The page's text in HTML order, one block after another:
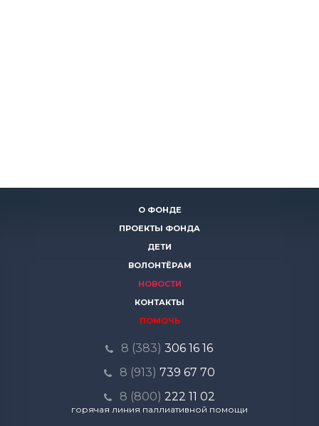
О ФОНДЕ
ПРОЕКТЫ ФОНДА
ДЕТИ
ВОЛОНТЁРАМ
НОВОСТИ
КОНТАКТЫ
ПОМОЧЬ
8 (383) 306 16 16
8 (913) 739 67 70
8 (800) 222 11 02
горячая линия паллиативной помощи